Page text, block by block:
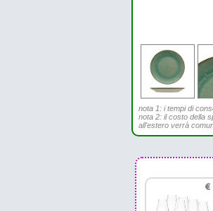
nota 1: i tempi di
nota 2: il costo della
all'estero verrà
€